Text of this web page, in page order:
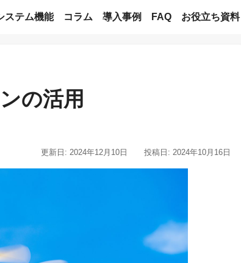
ステム機能 コラム 導入事例 FAQ お役立ち資料
の活用
投稿日: 2024年10月16日
更新日: 2024年12月10日